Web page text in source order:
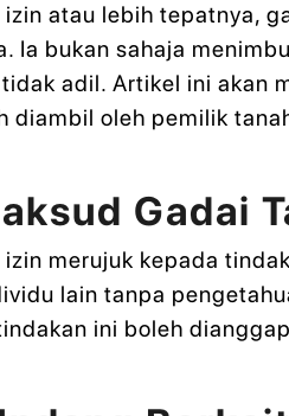
atau lebih tepatnya,
Ia bukan sahaja
adil. Artikel ini akan
diambil oleh pemilik
Gadai
merujuk kepada
lain tanpa
ini boleh